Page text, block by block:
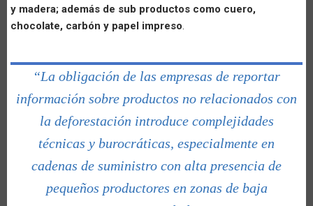
y madera; además de sub productos como cuero,
chocolate, carbón y papel impreso.
“La obligación de las empresas de reportar
información sobre productos no relacionados con
la deforestación introduce complejidades
técnicas y burocráticas, especialmente en
cadenas de suministro con alta presencia de
pequeños productores en zonas de baja